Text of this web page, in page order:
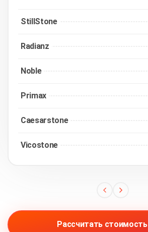
StillStone
Radianz
Noble
Primax
Caesarstone
Vicostone
Рассчитать стоимость